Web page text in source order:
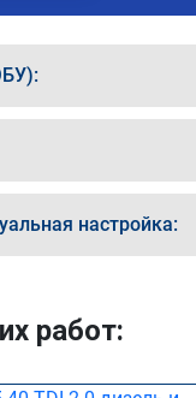
настройка:
работ: